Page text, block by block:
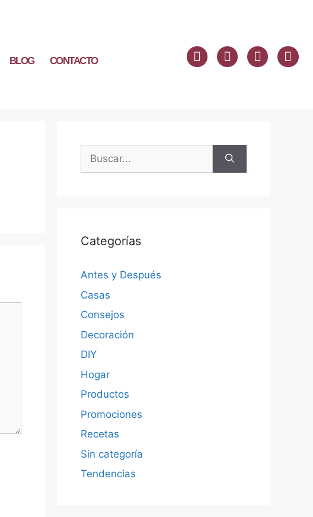
BLOG CONTACTO
Categorías
Antes y Después
Casas
Consejos
Decoración
DIY
Hogar
Productos
Promociones
Recetas
Sin categoría
Tendencias